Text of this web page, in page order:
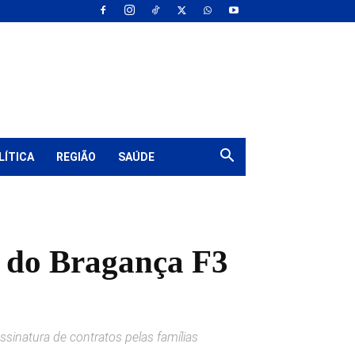
REGIÃO SAÚDE
Bragança F3
de contratos pelas famílias